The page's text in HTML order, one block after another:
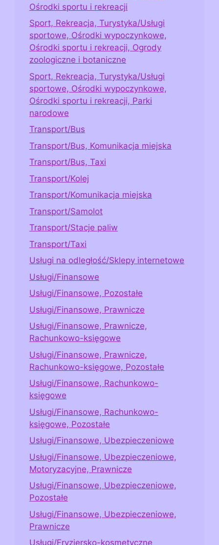
Ośrodki sportu i rekreacji
Sport, Rekreacja, Turystyka/Usługi
sportowe, Ośrodki wypoczynkowe,
Ośrodki sportu i rekreacji, Ogrody
zoologiczne i botaniczne
Sport, Rekreacja, Turystyka/Usługi
sportowe, Ośrodki wypoczynkowe,
Ośrodki sportu i rekreacji, Parki
narodowe
Transport/Bus
Transport/Bus, Komunikacja miejska
Transport/Bus, Taxi
Transport/Kolej
Transport/Komunikacja miejska
Transport/Samolot
Transport/Stacje paliw
Transport/Taxi
Usługi na odległość/Sklepy internetowe
Usługi/Finansowe
Usługi/Finansowe, Pozostałe
Usługi/Finansowe, Prawnicze
Usługi/Finansowe, Prawnicze,
Rachunkowo-księgowe
Usługi/Finansowe, Prawnicze,
Rachunkowo-księgowe, Pozostałe
Usługi/Finansowe, Rachunkowo-
księgowe
Usługi/Finansowe, Rachunkowo-
księgowe, Pozostałe
Usługi/Finansowe, Ubezpieczeniowe
Usługi/Finansowe, Ubezpieczeniowe,
Motoryzacyjne, Prawnicze
Usługi/Finansowe, Ubezpieczeniowe,
Pozostałe
Usługi/Finansowe, Ubezpieczeniowe,
Prawnicze
Usługi/Fryzjersko-kosmetyczne